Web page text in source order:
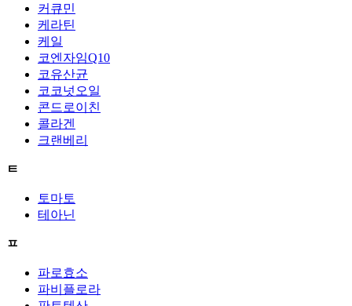
커큐민
케라틴
케일
코엔자임Q10
코유산균
코코넛오일
콘드로이친
콜라겐
크랜베리
ㅌ
토마토
테아닌
ㅍ
파로효소
파비플로라